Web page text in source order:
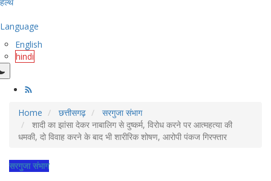
Language
English
hindi
Home छत्तीसगढ़
सरगुजा संभाग
शादी का झांसा देकर नाबालिग से दुष्कर्म, विरोध करने पर आत्महत्या की
धमकी, दो विवाह करने के बाद भी शारीरिक शोषण, आरोपी पंकज गिरफ्तार
सरगुजा संभाग